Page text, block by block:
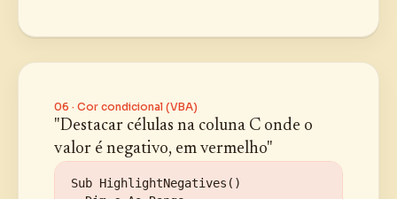
06 · Cor condicional (VBA)
"Destacar células na coluna C onde o
valor é negativo, em vermelho"
Sub HighlightNegatives()